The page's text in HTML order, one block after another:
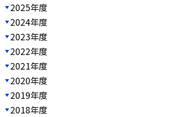
2025年度
2024年度
2023年度
2022年度
2021年度
2020年度
2019年度
2018年度